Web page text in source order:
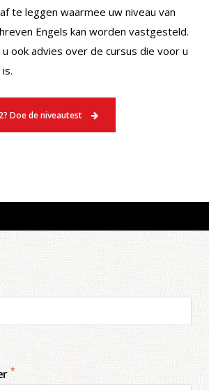
te leggen waarmee uw niveau van
Engels kan worden vastgesteld.
ook advies over de cursus die voor u
Doe de niveautest
*